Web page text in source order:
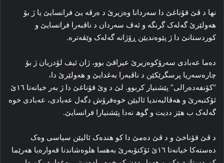
نها د ڤێ قۆناغێ دا‌ سه‌ردانا وەزیرێ د ەرڤە یێ فرانسایێ یا ژ بۆ
هه‌ولێرێ گه‌له‌ک گرنگه‌ و ئه‌ڤ سه‌ردان د ناڤبه‌را فرانسایێ و
کوردستانێ دا‌ ژ پێوه‌ندیێن ڕۆژانه‌ گه‌له‌ک وێڤەتره‌.
ده‌ما عه‌بادی سه‌رۆکوه‌زیرێ عیراقێ بوو، ژان ئیف لۆدریان ژ بۆ
چاره‌سه‌ریا پرسگرێکێن د ناڤبه‌را به‌غدایێ و هه‌ولێرێ دا‌،
“کۆنفه‌ده‌رالی” پێشنیار کربوو. لێ د وێ قۆناغێ دا‌ ژ بەر خیانه‌تا ۱٦ێ
ئۆکتبه‌رێ و هه‌ڤالبه‌ندیا ئالیێن خوه‌فرۆش دگەل عه‌بادی، عەبادی خوه‌
گه‌له‌ک ب هێز ددیت و گوھ نەدا پێشنیارا فرانسایێ.
د ڤێ قۆناخێ و د ڤێ دەمێ دا کو هنده‌ک ئالیێن سیاسی وه‌ک
دەستەكا خیانه‌تا ۱٦ێ ئۆکتۆبه‌رێ به‌هسا هلوه‌شاندنا قەوارەیا هه‌رێما